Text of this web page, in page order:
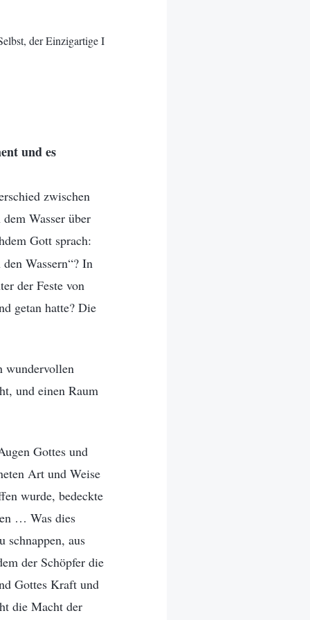
der Einzigartige I
und es
zwischen
Wasser über
Gott sprach:
Wassern“? In
der Feste von
getan hatte? Die
wundervollen
und einen Raum
Gottes und
Art und Weise
wurde, bedeckte
… Was dies
schnappen, aus
der Schöpfer die
Gottes Kraft und
die Macht der